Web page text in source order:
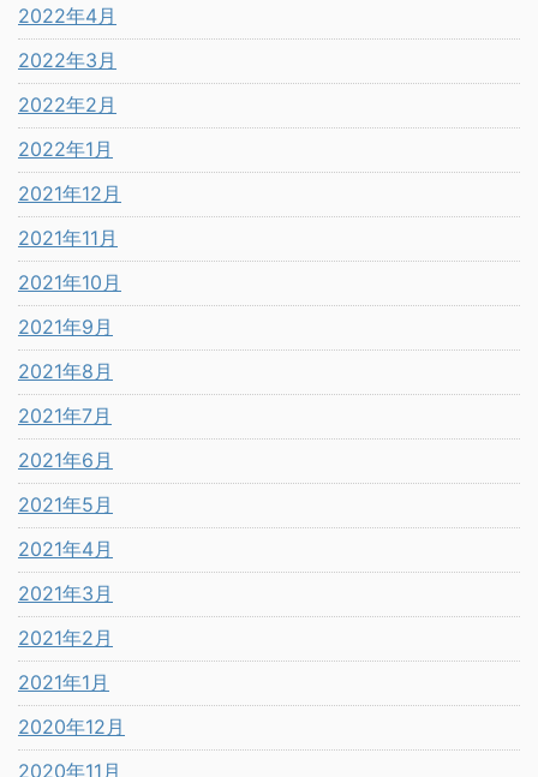
2022年4月
2022年3月
2022年2月
2022年1月
2021年12月
2021年11月
2021年10月
2021年9月
2021年8月
2021年7月
2021年6月
2021年5月
2021年4月
2021年3月
2021年2月
2021年1月
2020年12月
2020年11月